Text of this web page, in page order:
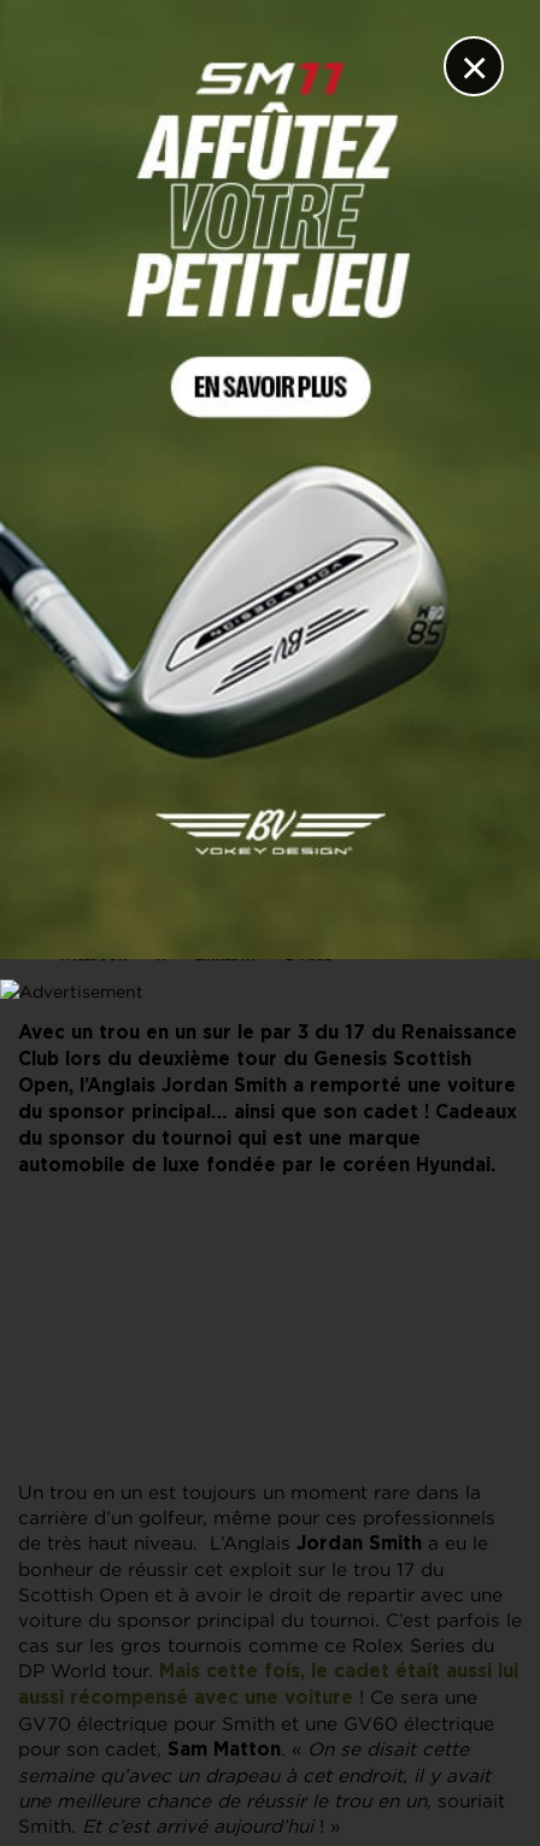
×
Avec un trou en un sur le par 3 du 17 du Renaissance
Club lors du deuxième tour du Genesis Scottish
Open, l’Anglais Jordan Smith a remporté une voiture
du sponsor principal… ainsi que son cadet ! Cadeaux
du sponsor du tournoi qui est une marque
automobile de luxe fondée par le coréen Hyundai.
Un trou en un est toujours un moment rare dans la
carrière d’un golfeur, même pour ces professionnels
de très haut niveau. L’Anglais Jordan Smith a eu le
bonheur de réussir cet exploit sur le trou 17 du
Scottish Open et à avoir le droit de repartir avec une
voiture du sponsor principal du tournoi. C’est parfois le
cas sur les gros tournois comme ce Rolex Series du
DP World tour.
Mais cette fois, le cadet était aussi lui
aussi récompensé avec une voiture ! Ce sera une
GV70 électrique pour Smith et une GV60 électrique
pour son cadet, Sam Matton. « On se disait cette
semaine qu’avec un drapeau à cet endroit, il y avait
une meilleure chance de réussir le trou en un, souriait
Smith. Et c’est arrivé aujourd’hui! »